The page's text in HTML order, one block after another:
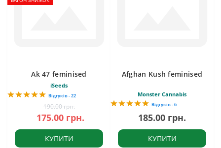
Ak 47 feminised
iSeeds
Відгуків - 22
190.00 грн.
175.00 грн.
КУПИТИ
Afghan Kush feminised
Monster Cannabis
Відгуків - 6
185.00 грн.
КУПИТИ